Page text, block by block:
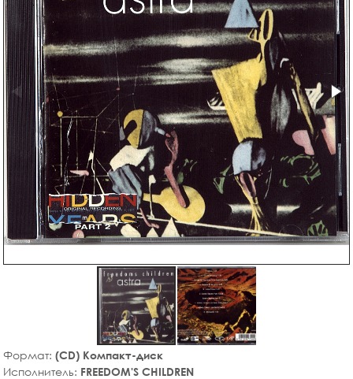
Формат: (CD) Компакт-диск
Исполнитель: FREEDOM'S CHILDREN